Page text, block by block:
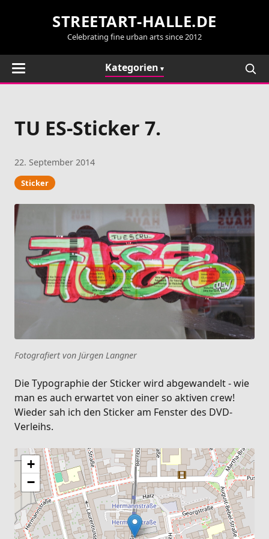
STREETART-HALLE.DE
Celebrating fine urban arts since 2012
Kategorien
TU ES-Sticker 7.
22. September 2014
Sticker
Fotografiert von Jürgen Langner
Die Typographie der Sticker wird abgewandelt - wie
man es auch erwartet von einer so aktiven crew!
Wieder sah ich den Sticker am Fenster des DVD-
Verleihs.
+
−